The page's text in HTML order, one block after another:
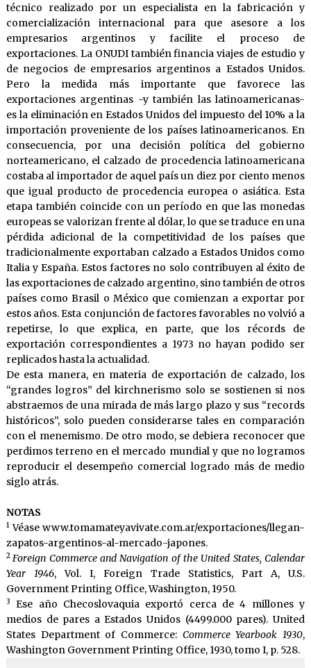
técnico realizado por un especialista en la fabricación y
comercialización internacional para que asesore a los
empresarios argentinos y facilite el proceso de
exportaciones. La ONUDI también financia viajes de estudio y
de negocios de empresarios argentinos a Estados Unidos.
Pero la medida más importante que favorece las
exportaciones argentinas -y también las latinoamericanas-
es la eliminación en Estados Unidos del impuesto del 10% a la
importación proveniente de los países latinoamericanos. En
consecuencia, por una decisión política del gobierno
norteamericano, el calzado de procedencia latinoamericana
costaba al importador de aquel país un diez por ciento menos
que igual producto de procedencia europea o asiática. Esta
etapa también coincide con un período en que las monedas
europeas se valorizan frente al dólar, lo que se traduce en una
pérdida adicional de la competitividad de los países que
tradicionalmente exportaban calzado a Estados Unidos como
Italia y España. Estos factores no solo contribuyen al éxito de
las exportaciones de calzado argentino, sino también de otros
países como Brasil o México que comienzan a exportar por
estos años. Esta conjunción de factores favorables no volvió a
repetirse, lo que explica, en parte, que los récords de
exportación correspondientes a 1973 no hayan podido ser
replicados hasta la actualidad.
De esta manera, en materia de exportación de calzado, los
“grandes logros” del kirchnerismo solo se sostienen si nos
abstraemos de una mirada de más largo plazo y sus “records
históricos”, solo pueden considerarse tales en comparación
con el menemismo. De otro modo, se debiera reconocer que
perdimos terreno en el mercado mundial y que no logramos
reproducir el desempeño comercial logrado más de medio
siglo atrás.
NOTAS
1Véase www.tomamateyavivate.com.ar/exportaciones/llegan-
zapatos-argentinos-al-mercado-japones.
2 Foreign Commerce and Navigation of the United States, Calendar
Year 1946, Vol. I, Foreign Trade Statistics, Part A, U.S.
Government Printing Office, Washington, 1950.
3
Ese año Checoslovaquia exportó cerca de 4 millones y
medios de pares a Estados Unidos (4499.000 pares). United
States Department of Commerce: Commerce Yearbook 1930,
Washington Government Printing Office, 1930, tomo I, p. 528.